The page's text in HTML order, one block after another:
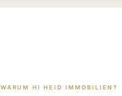
WARUM HI HEID IMMOBILIEN?